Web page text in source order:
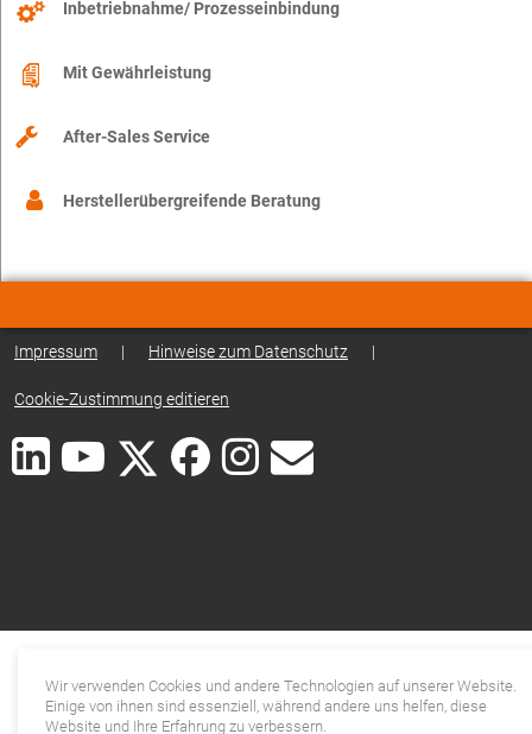
Inbetriebnahme/ Prozesseinbindung
Mit Gewährleistung
After-Sales Service
Herstellerübergreifende Beratung
Impressum | Hinweise zum Datenschutz |
Cookie-Zustimmung editieren
Wir verwenden Cookies und andere Technologien auf unserer Website.
Einige von ihnen sind essenziell, während andere uns helfen, diese
Website und Ihre Erfahrung zu verbessern.